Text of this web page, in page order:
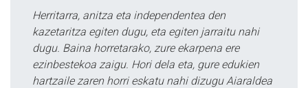
Herritarra, anitza eta independentea den
kazetaritza egiten dugu, eta egiten jarraitu nahi
dugu. Baina horretarako, zure ekarpena ere
ezinbestekoa zaigu. Hori dela eta, gure edukien
hartzaile zaren horri eskatu nahi dizugu Aiaraldea